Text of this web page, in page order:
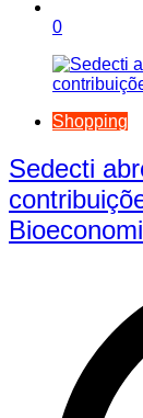
0
Shopping
Sedecti